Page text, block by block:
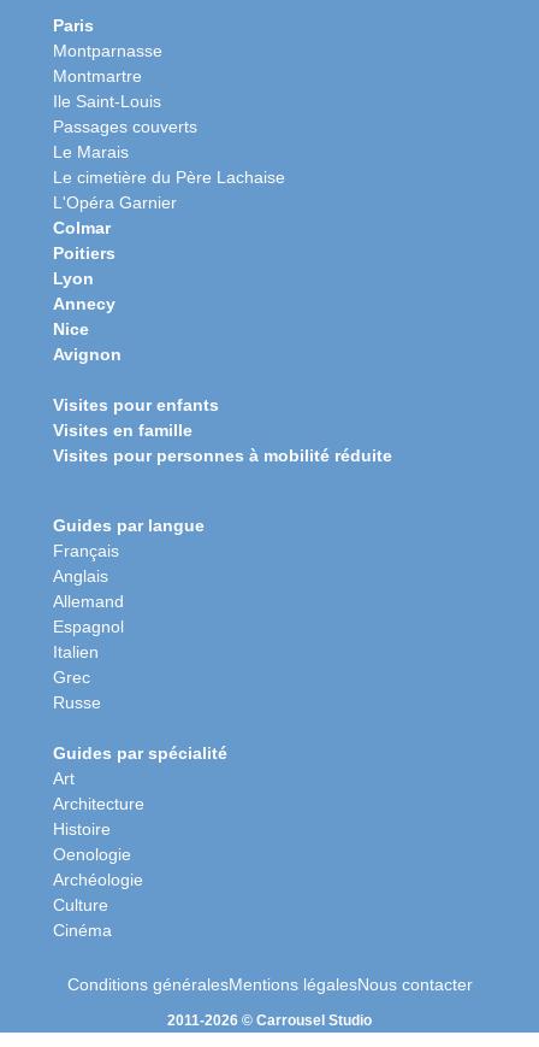
Paris
Montparnasse
Montmartre
Ile Saint-Louis
Passages couverts
Le Marais
Le cimetière du Père Lachaise
L'Opéra Garnier
Colmar
Poitiers
Lyon
Annecy
Nice
Avignon
Visites pour enfants
Visites en famille
Visites pour personnes à mobilité réduite
Guides par langue
Français
Anglais
Allemand
Espagnol
Italien
Grec
Russe
Guides par spécialité
Art
Architecture
Histoire
Oenologie
Archéologie
Culture
Cinéma
Conditions généralesMentions légalesNous contacter
2011-2026 © Carrousel Studio